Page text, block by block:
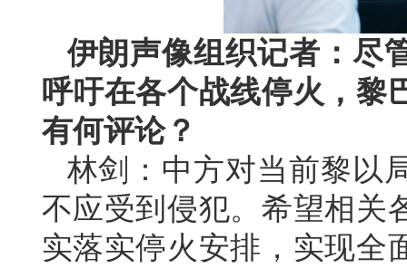
伊朗声像组织记者：尽
呼吁在各个战线停火，黎
有何评论？
林剑：中方对当前黎以
不应受到侵犯。希望相关
实落实停火安排，实现全